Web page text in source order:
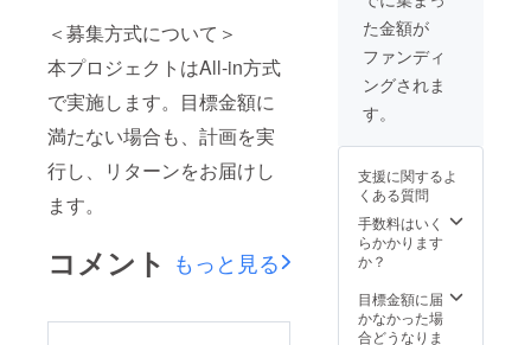
＜募集方式について＞
本プロジェクトはAll-in方式
で実施します。目標金額に
満たない場合も、計画を実
行し、リターンをお届けし
ます。
コメント もっと見る
しての
気にな
ること
やVのこ
と、相
お互い
合いた
いこと
をお話
しした
いで
して、
直筆の
お手
た金額が
ファンディ
ングされま
す。
支援に関するよ
くある質問
手数料はいく
らかかります
か？
目標金額に届
かなかった場
合どうなりま